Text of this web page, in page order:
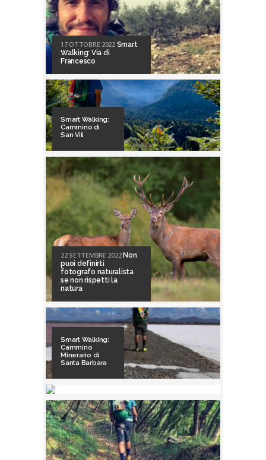
17 OTTOBRE 2022 Smart
Walking: Via di
Francesco
Smart Walking:
Cammino di
San Vili
22 SETTEMBRE 2022 Non
puoi definirti
fotografo naturalista
se non rispetti la
natura
Smart Walking:
Cammino
Minerario di
Santa Barbara